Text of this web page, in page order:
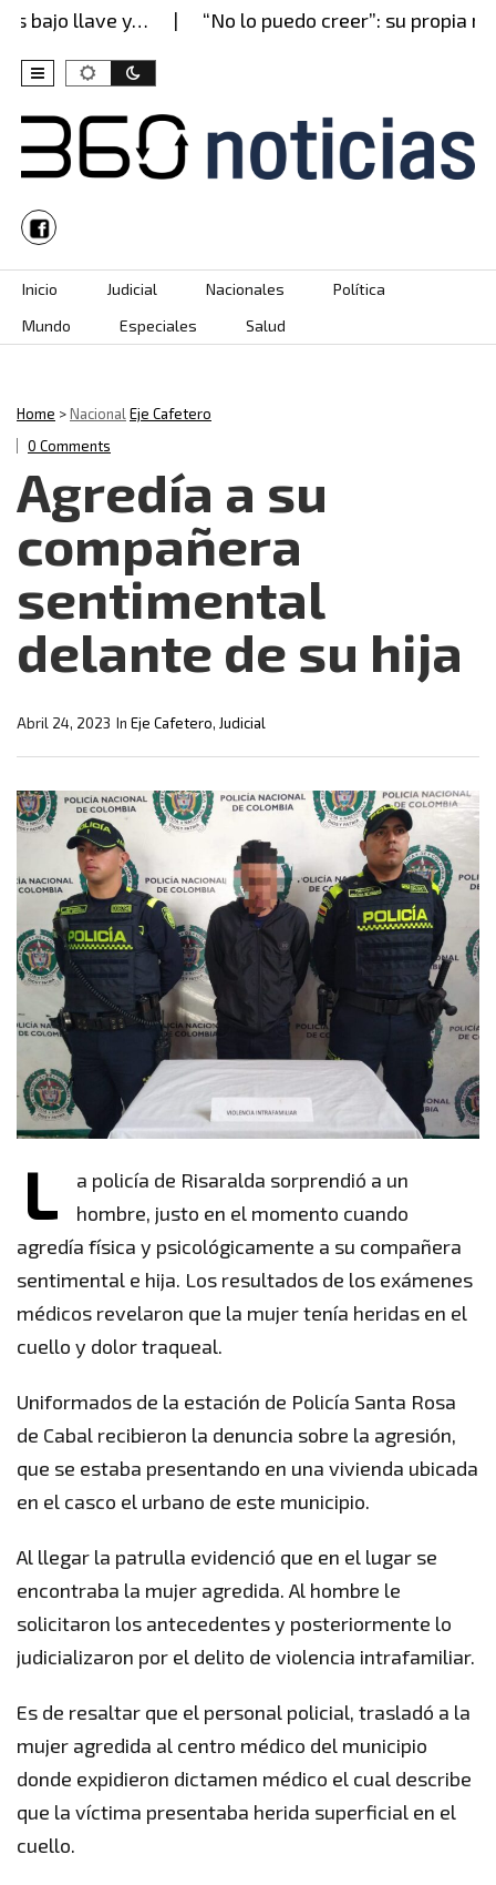
bajo llave y… “No lo puedo creer”: su propia
Skip to content
Inicio Judicial Nacionales
Política
Mundo
Especiales Salud
Home >NacionalEje Cafetero
0 Comments
Agredía a su
compañera
sentimental
delante de su hija
In Eje Cafetero, Judicial
Abril 24, 2023
L
a policía de Risaralda sorprendió a un
hombre, justo en el momento cuando
agredía física y psicológicamente a su compañera
sentimental e hija. Los resultados de los exámenes
médicos revelaron que la mujer tenía heridas en el
cuello y dolor traqueal.
Uniformados de la estación de Policía Santa Rosa
de Cabal recibieron la denuncia sobre la agresión,
que se estaba presentando en una vivienda ubicada
en el casco el urbano de este municipio.
Al llegar la patrulla evidenció que en el lugar se
encontraba la mujer agredida. Al hombre le
solicitaron los antecedentes y posteriormente lo
judicializaron por el delito de violencia intrafamiliar.
Es de resaltar que el personal policial, trasladó a la
mujer agredida al centro médico del municipio
donde expidieron dictamen médico el cual describe
que la víctima presentaba herida superficial en el
cuello.